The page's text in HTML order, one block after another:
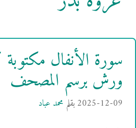
سورة الأنفال مكتوبة
ورش برسم المصحف
2025-12-09بقلم محمد عباد